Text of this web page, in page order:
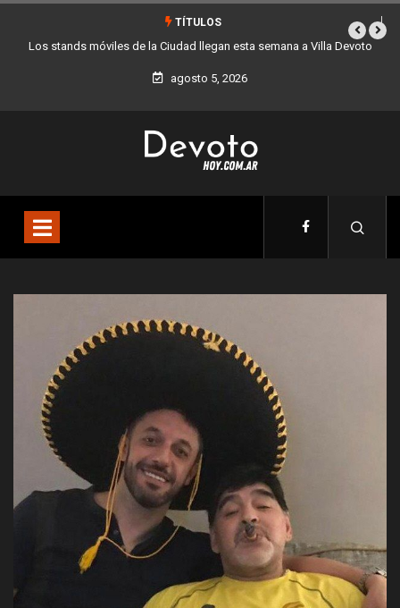
TÍTULOS
Villa Devoto La Ciudad lanza una colecta solidaria de juguetes y libros para
día del niño
agosto 5, 2026